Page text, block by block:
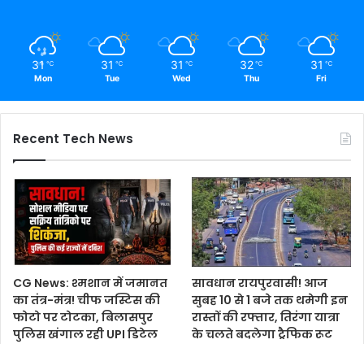
31 ℃
Mon
31 ℃
Tue
31 ℃
Wed
32 ℃
Thu
31 ℃
Fri
Recent Tech News
CG News: श्मशान में जमानत
का तंत्र-मंत्र! चीफ जस्टिस की
फोटो पर टोटका, बिलासपुर
पुलिस खंगाल रही UPI डिटेल
सावधान रायपुरवासी! आज
सुबह 10 से 1 बजे तक थमेगी इन
रास्तों की रफ्तार, तिरंगा यात्रा
के चलते बदलेगा ट्रैफिक रूट